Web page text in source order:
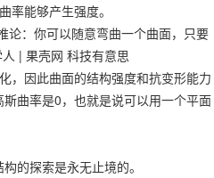
能够产生强度。
：你可以随意弯曲一个曲面，只要
| 果壳网 科技有意思
因此曲面的结构强度和抗变形能力
曲率是0，也就是说可以用一个平面
的探索是永无止境的。